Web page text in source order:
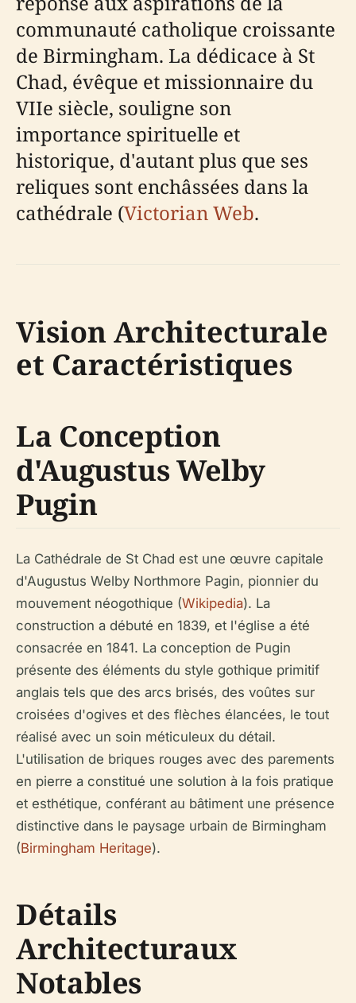
communauté catholique croissante
de Birmingham. La dédicace à St
Chad, évêque et missionnaire du
VIIe siècle, souligne son
importance spirituelle et
historique, d'autant plus que ses
reliques sont enchâssées dans la
cathédrale (Victorian Web.
Vision Architecturale
et Caractéristiques
La Conception
d'Augustus Welby
Pugin
La Cathédrale de St Chad est une œuvre capitale
d'Augustus Welby Northmore Pagin, pionnier du
mouvement néogothique (Wikipedia). La
construction a débuté en 1839, et l'église a été
consacrée en 1841. La conception de Pugin
présente des éléments du style gothique primitif
anglais tels que des arcs brisés, des voûtes sur
croisées d'ogives et des flèches élancées, le tout
réalisé avec un soin méticuleux du détail.
L'utilisation de briques rouges avec des parements
en pierre a constitué une solution à la fois pratique
et esthétique, conférant au bâtiment une présence
distinctive dans le paysage urbain de Birmingham
(Birmingham Heritage).
Détails
Architecturaux
Notables